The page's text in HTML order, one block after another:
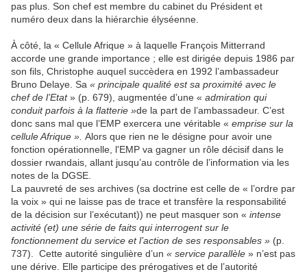
pas plus. Son chef est membre du cabinet du Président et
numéro deux dans la hiérarchie élyséenne.
À côté, la « Cellule Afrique » à laquelle François Mitterrand
accorde une grande importance ; elle est dirigée depuis 1986 par
son fils, Christophe auquel succèdera en 1992 l’ambassadeur
Bruno Delaye. Sa « principale qualité est sa proximité avec le
chef de l’Etat» (p. 679), augmentée d’une « admiration qui
conduit parfois à la flatterie »de la part de l’ambassadeur. C’est
donc sans mal que l’EMP exercera une véritable « emprise sur la
cellule Afrique ». Alors que rien ne le désigne pour avoir une
fonction opérationnelle, l'EMP va gagner un rôle décisif dans le
dossier rwandais, allant jusqu’au contrôle de l’information via les
notes de la DGSE.
La pauvreté de ses archives (sa doctrine est celle de « l’ordre par
la voix » qui ne laisse pas de trace et transfère la responsabilité
de la décision sur l’exécutant)) ne peut masquer son « intense
activité (et) une série de faits qui interrogent sur le
fonctionnement du service et l’action de ses responsables » (p.
737).
Cette autorité singulière d’un « service parallèle » n’est pas
une dérive. Elle participe des prérogatives et de l’autorité